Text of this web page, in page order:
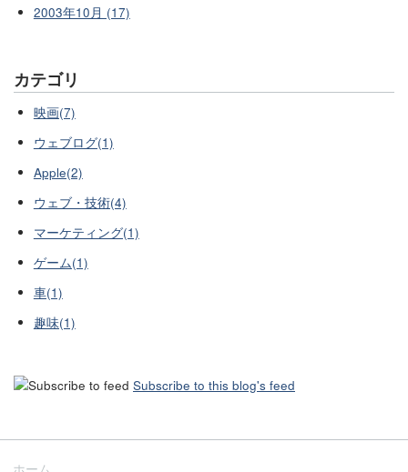
2003年10月 (17)
カテゴリ
映画(7)
ウェブログ(1)
Apple(2)
ウェブ・技術(4)
マーケティング(1)
ゲーム(1)
車(1)
趣味(1)
Subscribe to this blog's feed
ホーム